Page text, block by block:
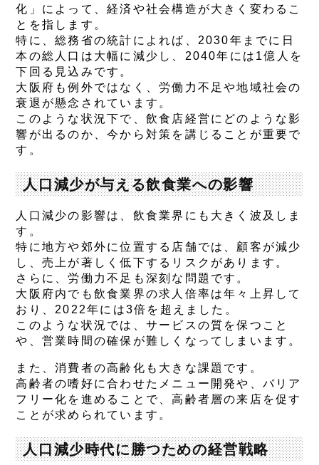
化」によって、経済や社会構造が大きく変わるこ
とを指します。
特に、総務省の統計によれば、2030年までに日
本の総人口は大幅に減少し、2040年には1億人を
下回る見込みです。
大阪府も例外ではなく、労働力不足や地域社会の
衰退が懸念されています。
このような状況下で、飲食店経営にどのような影
響が出るのか、今から対策を講じることが重要で
す。
人口減少が与える飲食業への影響
人口減少の影響は、飲食業界にも大きく波及しま
す。
特に地方や郊外に位置する店舗では、顧客が減少
し、売上が著しく低下するリスクがあります。
さらに、労働力不足も深刻な問題です。
大阪府内でも飲食業界の求人倍率は年々上昇して
おり、2022年には3倍を超えました。
このような状況では、サービスの質を保つこと
や、営業時間の確保が難しくなってしまいます。
また、消費者の高齢化も大きな課題です。
高齢者の嗜好に合わせたメニュー開発や、バリア
フリー化を進めることで、高齢者層の来店を促す
ことが求められています。
人口減少時代に勝つための経営戦略